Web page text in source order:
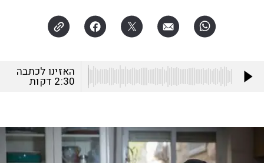
האזינו לכתבה
2:30 דקות